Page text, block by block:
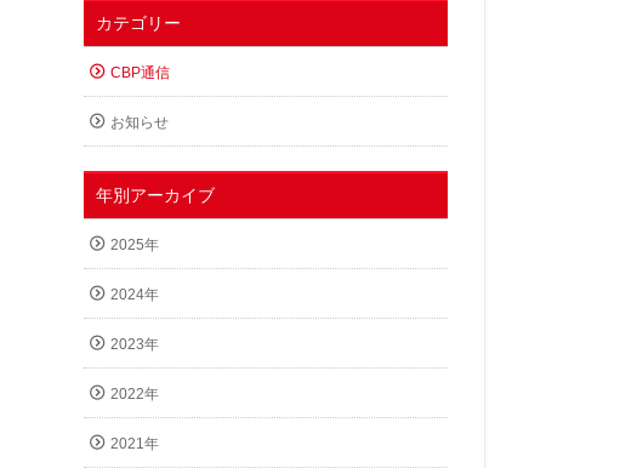
カテゴリー
CBP通信
お知らせ
年別アーカイブ
2025年
2024年
2023年
2022年
2021年